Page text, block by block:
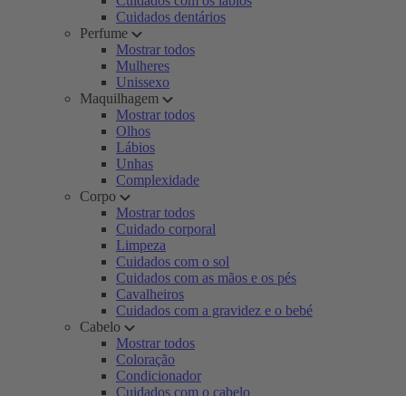
Cuidados dentários
Perfume
Mostrar todos
Mulheres
Unissexo
Maquilhagem
Mostrar todos
Olhos
Lábios
Unhas
Complexidade
Corpo
Mostrar todos
Cuidado corporal
Limpeza
Cuidados com o sol
Cuidados com as mãos e os pés
Cavalheiros
Cuidados com a gravidez e o bebé
Cabelo
Mostrar todos
Coloração
Condicionador
Cuidados com o cabelo